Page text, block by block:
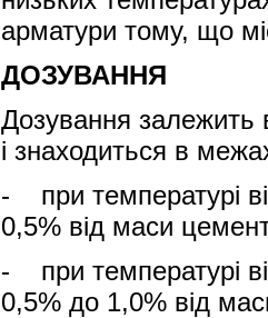
арматури тому, що
ДОЗУВАННЯ
Дозування залежить
і знаходиться в
- при температурі
0,5% від маси
- при температурі
0,5% до 1,0% від